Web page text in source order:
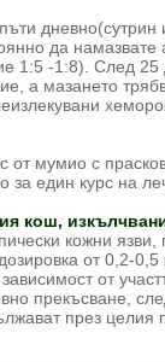
дневно(сутрин
да намазвате
1:5 -1:8). След
а мазането
от мумио с
за един курс на
кош,
кожни язви,
от 0,2-0,5
от
прекъсване,
през целия